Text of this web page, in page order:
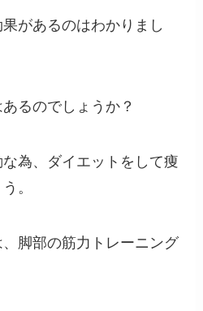
があるのはわかりまし
るのでしょうか？
為、ダイエットをして痩
。
脚部の筋力トレーニング